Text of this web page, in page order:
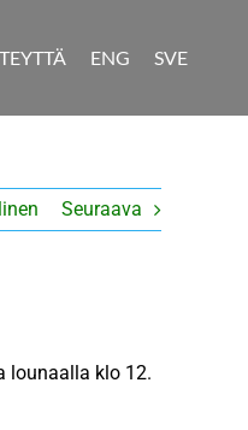
ENG SVE
Seuraava
lounaalla klo 12.